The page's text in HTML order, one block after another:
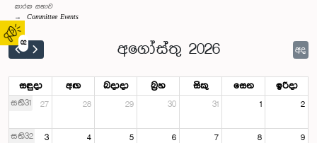
02
කාරක සභාව
Committee Events
අගෝස්තු 2026 අද
සඳුදා අඟ බදාදා බ්‍රහ සිකු සෙන ඉරිදා
සති31 27 28 29 30 31 1 2
සති32 3 4 5 6 7 8 9